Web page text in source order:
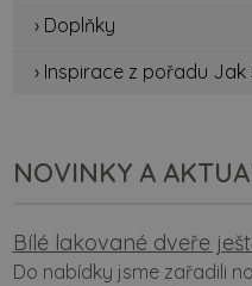
› Doplňky
› Inspirace z pořadu Jak
NOVINKY A
Bílé lakované dveře
Do nabídky jsme zařadili